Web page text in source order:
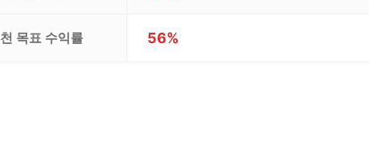
목표 수익률 56%